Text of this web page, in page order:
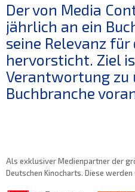
Der von Media
jährlich an ein
seine Relevanz
hervorsticht. Ziel
Verantwortung zu
Buchbranche
Als exklusiver Medienpartner der
Deutschen Kinocharts. Diese